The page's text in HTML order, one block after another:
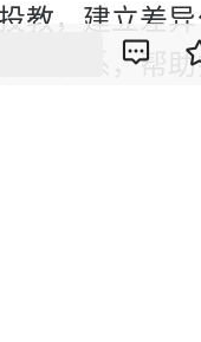
教，建立差
理体系，帮